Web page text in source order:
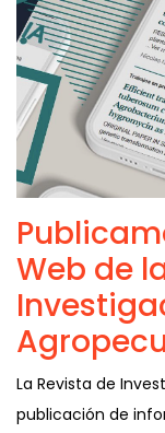
Web de
La Revista de
publicación de